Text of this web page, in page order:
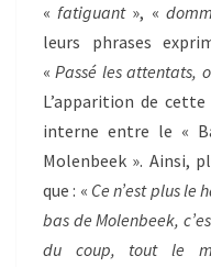
«fatiguant», «
leurs phrases
«Passé les attentats,
L’apparition de
interne entre le «
Molenbeek ». Ainsi,
que : « Ce n’est plus le
bas de Molenbeek,
du coup, tout le